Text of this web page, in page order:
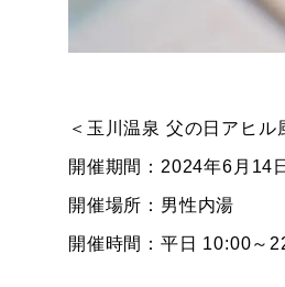
＜玉川温泉 父の日アヒル
開催期間：2024年6月14
開催場所：男性内湯
開催時間：平日 10:00～